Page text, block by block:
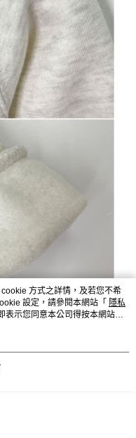
方式之詳情，及若您不希
設定，請參閱本網站「 隱私
表示您同意本公司得按本網站使